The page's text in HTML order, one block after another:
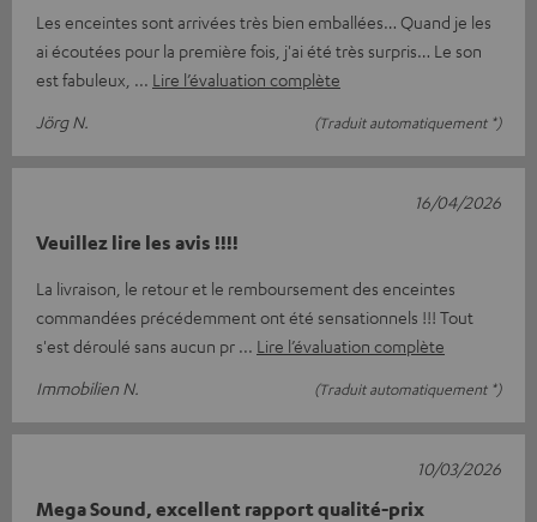
Les enceintes sont arrivées très bien emballées… Quand je les
ai écoutées pour la première fois, j'ai été très surpris… Le son
est fabuleux,
Lire l’évaluation complète
Jörg N.
(Traduit automatiquement *)
Veuillez lire les avis !!!!
La livraison, le retour et le remboursement des enceintes
commandées précédemment ont été sensationnels !!! Tout
s'est déroulé sans aucun pr
Lire l’évaluation complète
Immobilien N.
(Traduit automatiquement *)
16/04/2026
Mega Sound, excellent rapport qualité-prix
10/03/2026